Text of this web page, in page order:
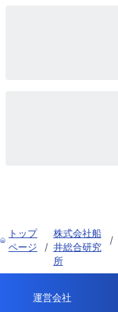
トップ
ページ
/
株式会社船
井総合研究
所
/
運営会社